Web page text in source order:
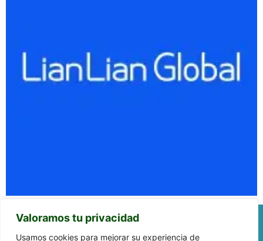
Valoramos tu privacidad
Usamos cookies para mejorar su experiencia de